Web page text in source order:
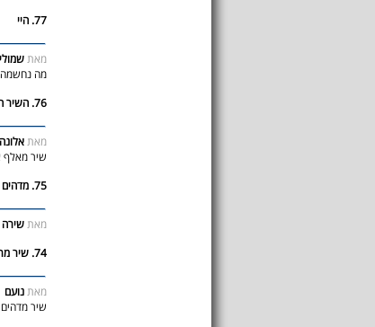
77. היי
מאת
מה נחשמה
76. השיר הכי יפה
מאתאלונה
שיר מאלף
75. מדהים מאלף מושלם אפילו היה שיר השנה
מאת
74. שיר מרגש
מאתנועם
שיר מדהים